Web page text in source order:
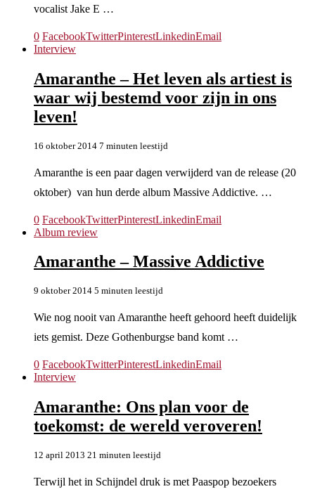
vocalist Jake E …
0 FacebookTwitterPinterestLinkedinEmail
Interview
Amaranthe – Het leven als artiest is
waar wij bestemd voor zijn in ons
leven!
16 oktober 2014 7 minuten leestijd
Amaranthe is een paar dagen verwijderd van de release (20
oktober) van hun derde album Massive Addictive. …
0 FacebookTwitterPinterestLinkedinEmail
Album review
Amaranthe – Massive Addictive
9 oktober 2014 5 minuten leestijd
Wie nog nooit van Amaranthe heeft gehoord heeft duidelijk
iets gemist. Deze Gothenburgse band komt …
0 FacebookTwitterPinterestLinkedinEmail
Interview
Amaranthe: Ons plan voor de
toekomst: de wereld veroveren!
12 april 2013 21 minuten leestijd
Terwijl het in Schijndel druk is met Paaspop bezoekers